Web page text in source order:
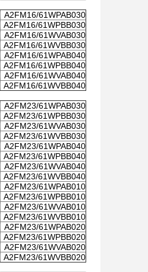
A2FM16/61WPAB030
A2FM16/61WPBB030
A2FM16/61WVAB030
A2FM16/61WVBB030
A2FM16/61WPAB040
A2FM16/61WPBB040
A2FM16/61WVAB040
A2FM16/61WVBB040
A2FM23/61WPAB030
A2FM23/61WPBB030
A2FM23/61WVAB030
A2FM23/61WVBB030
A2FM23/61WPAB040
A2FM23/61WPBB040
A2FM23/61WVAB040
A2FM23/61WVBB040
A2FM23/61WPAB010
A2FM23/61WPBB010
A2FM23/61WVAB010
A2FM23/61WVBB010
A2FM23/61WPAB020
A2FM23/61WPBB020
A2FM23/61WVAB020
A2FM23/61WVBB020